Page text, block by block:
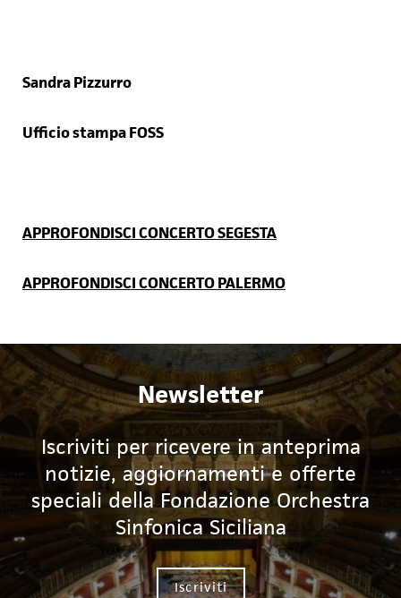
Sandra Pizzurro
Ufficio stampa FOSS
APPROFONDISCI CONCERTO SEGESTA
APPROFONDISCI CONCERTO PALERMO
Newsletter
Iscriviti per ricevere in anteprima
notizie, aggiornamenti e offerte
speciali della Fondazione Orchestra
Sinfonica Siciliana
Iscriviti